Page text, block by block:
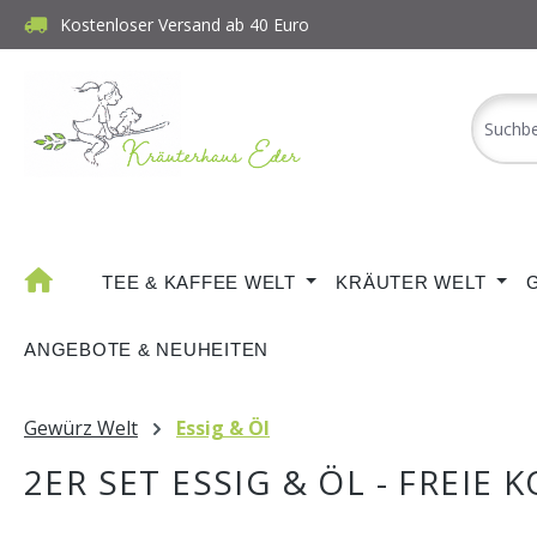
Hauptinhalt springen
Zur Suche springen
Zur Hauptnavigation springen
Kostenloser Versand ab 40 Euro
TEE & KAFFEE WELT KRÄUTER WELT
ANGEBOTE & NEUHEITEN
Gewürz Welt Essig & Öl
2ER SET ESSIG & ÖL - FREIE